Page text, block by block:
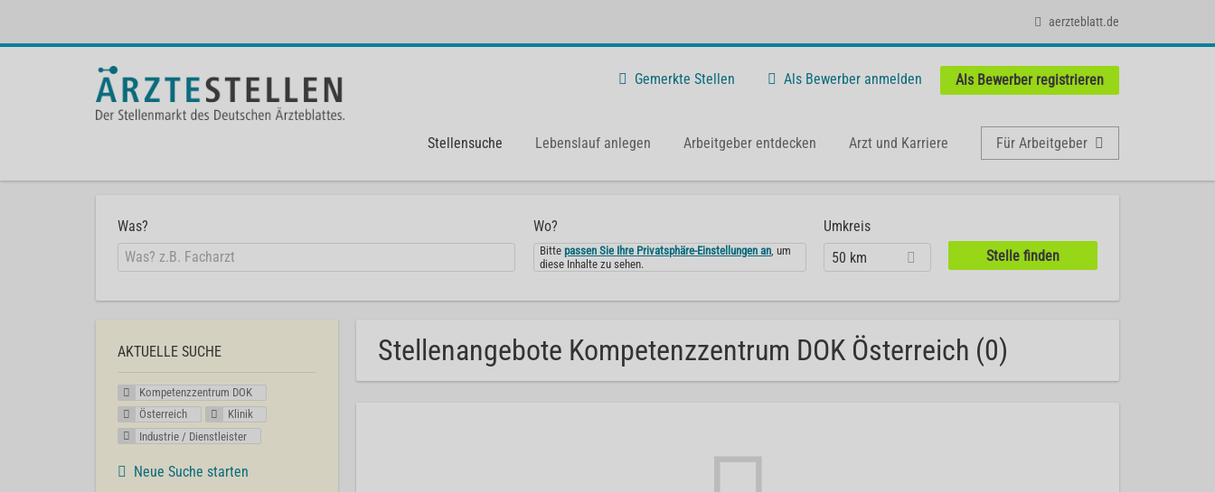
aerzteblatt.de
Gemerkte Stellen Als Bewerber anmelden Als Bewerber registrieren
Stellensuche Lebenslauf anlegen Arbeitgeber entdecken Arzt und Karriere Für Arbeitgeber
Was? Wo?
Bittepassen Sie Ihre Privatsphäre-Einstellungen an, um
diese Inhalte zu sehen.
Umkreis
50 km
Stellenangebote Kompetenzzentrum DOK Österreich (0)
AKTUELLE SUCHE
Kompetenzzentrum DOK
Österreich
Klinik
Industrie / Dienstleister
Neue Suche starten